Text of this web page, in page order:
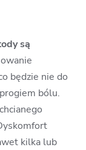
są
będzie nie do
bólu.
kilka lub